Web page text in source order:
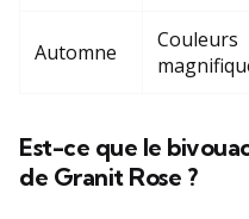
Automne
Couleurs
Est-ce que le
de Granit Rose ?